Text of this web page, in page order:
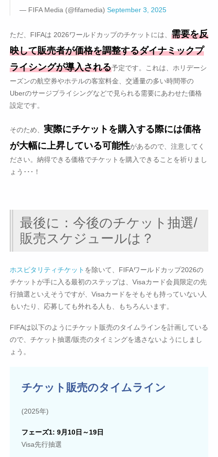
— FIFA Media (@fifamedia) September 3, 2025
ただ、FIFAは 2026ワールドカップのチケットには、 需要を反
映して販売者が価格を調整するダイナミックプ
ライシングが導入される予定です。これは、ホリデーシ
ーズンの航空券やホテルの客室料金、交通量の多い時間帯の
Uberのサージプライシングなどで見られる需要にあわせた価格
設定です。
そのため、 実際にチケットを購入する際には価格
が大幅に上昇している可能性があるので、注意してく
ださい。納得できる価格でチケットを購入できることを祈りまし
ょう･･･！
最後に：今後のチケット抽選/
販売スケジュールは？
ホスピタリティチケット を除いて、FIFAワールドカップ2026の
チケットが手に入る最初のステップは、Visaカード会員限定の先
行抽選といえそうですが、Visaカードをそもそも持っていない人
もいたり、応募しても外れる人も、もちろんいます。
FIFAは以下のようにチケット販売のタイムラインを計画している
ので、チケット抽選/販売のタイミングを逃さないようにしまし
ょう。
チケット販売のタイムライン
(2025年)
フェーズ1: 9月10日～19日
Visa先行抽選